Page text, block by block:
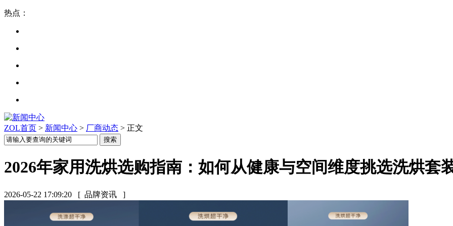
热点：
ZOL首页 > 新闻中心 > 厂商动态 > 正文
2026年家用洗烘选购指南：如何从健康与空间维度挑选洗烘套
2026-05-22 17:09:20 [ 品牌资讯 ]